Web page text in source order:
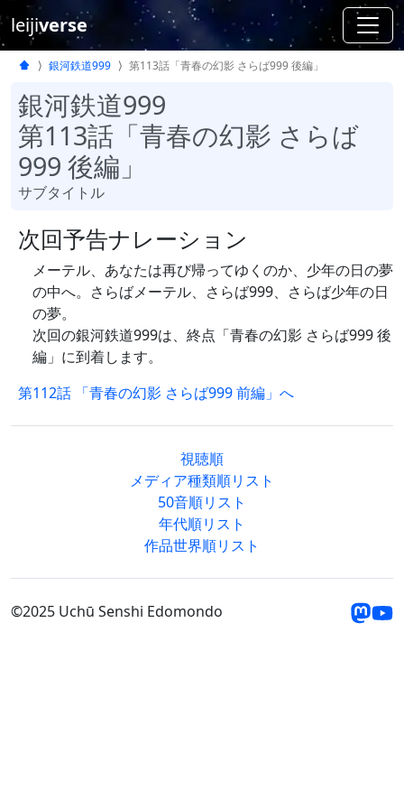
leijiverse
銀河鉄道999 第113話「青春の幻影 さらば999 後編」
銀河鉄道999
第113話「青春の幻影 さらば
999 後編」
サブタイトル
次回予告ナレーション
メーテル、あなたは再び帰ってゆくのか、少年の日の夢
の中へ。さらばメーテル、さらば999、さらば少年の日
の夢。
次回の銀河鉄道999は、終点「青春の幻影 さらば999 後
編」に到着します。
第112話 「青春の幻影 さらば999 前編」へ
視聴順
メディア種類順リスト
50音順リスト
年代順リスト
作品世界順リスト
©2025 Uchū Senshi Edomondo